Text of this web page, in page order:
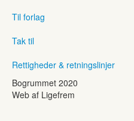
Til forlag
Tak til
Rettigheder & retningslinjer
Bogrummet 2020
Web af Ligefrem